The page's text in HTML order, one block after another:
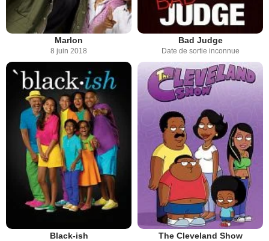
Marlon
8 juin 2018
Bad Judge
Date de sortie inconnue
Black-ish The Cleveland Show